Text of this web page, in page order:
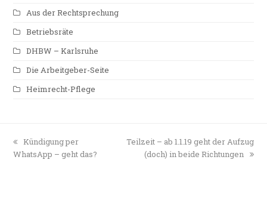
Aus der Rechtsprechung
Betriebsräte
DHBW – Karlsruhe
Die Arbeitgeber-Seite
Heimrecht-Pflege
vorheriger
Beitrag:
Kündigung per
WhatsApp – geht das?
Nächster
Beitrag:
Teilzeit – ab 1.1.19 geht der Aufzug
(doch) in beide Richtungen